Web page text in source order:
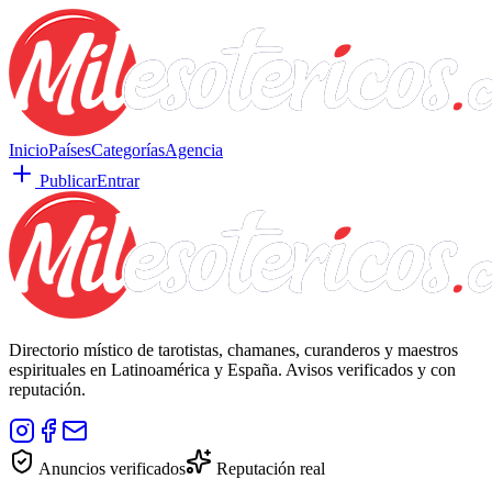
InicioPaísesCategoríasAgencia
PublicarEntrar
Directorio místico de tarotistas, chamanes, curanderos y maestros
espirituales en Latinoamérica y España. Avisos verificados y con
reputación.
Anuncios verificados Reputación real